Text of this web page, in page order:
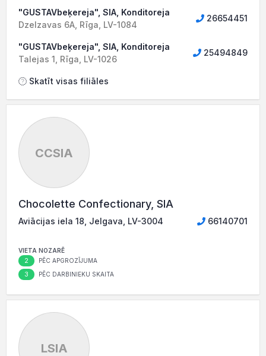
"GUSTAVbeķereja", SIA, Konditoreja
Dzelzavas 6A, Rīga, LV-1084
26654451
"GUSTAVbeķereja", SIA, Konditoreja
Talejas 1, Rīga, LV-1026
25494849
Skatīt visas filiāles
CCSIA
Chocolette Confectionary, SIA
Aviācijas iela 18, Jelgava, LV-3004 66140701
VIETA NOZARĒ
2 PĒC APGROZĪJUMA
3 PĒC DARBINIEKU SKAITA
LSIA